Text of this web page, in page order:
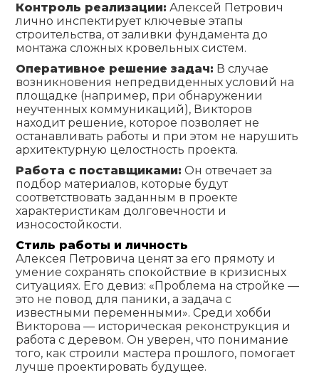
Контроль реализации: Алексей Петрович
лично инспектирует ключевые этапы
строительства, от заливки фундамента до
монтажа сложных кровельных систем.
Оперативное решение задач: В случае
возникновения непредвиденных условий на
площадке (например, при обнаружении
неучтенных коммуникаций), Викторов
находит решение, которое позволяет не
останавливать работы и при этом не нарушить
архитектурную целостность проекта.
Работа с поставщиками: Он отвечает за
подбор материалов, которые будут
соответствовать заданным в проекте
характеристикам долговечности и
износостойкости.
Стиль работы и личность
Алексея Петровича ценят за его прямоту и
умение сохранять спокойствие в кризисных
ситуациях. Его девиз: «Проблема на стройке —
это не повод для паники, а задача с
известными переменными». Среди хобби
Викторова — историческая реконструкция и
работа с деревом. Он уверен, что понимание
того, как строили мастера прошлого, помогает
лучше проектировать будущее.